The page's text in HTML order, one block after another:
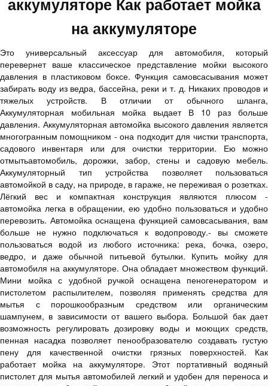
на аккумуляторе
Это универсальный аксессуар для автомобиля, который
перевернет ваше классическое представление мойки высокого
давления в пластиковом боксе. Функция самовсасывания может
забирать воду из ведра, бассейна, реки и т. д. Никаких проводов и
тяжелых устройств. В отличии от обычного шланга,
Аккумуляторная мобильная мойка выдает В 10 раз больше
давления. Аккумуляторная автомойка высокого давления является
многогранным помощником - она подходит для чистки транспорта,
садового инвентаря или для очистки территории. Ею можно
отмытьавтомобиль, дорожки, забор, стены и садовую мебель.
Аккумуляторный тип устройства позволяет пользоваться
автомойкой в саду, на природе, в гараже, не переживая о розетках.
Лёгкий вес и компактная конструкция являются плюсом -
автомойка легка в обращении, ею удобно пользоваться и удобно
перевозить. Автомойка оснащена функцией самовсасывания, вам
больше не нужно подключаться к водопроводу.- вы сможете
пользоваться водой из любого источника: река, бочка, озеро,
ведро, и даже обычной питьевой бутылки. Купить мойку для
автомобиля на аккумуляторе. Она обладает множеством функций.
Мини мойка с удобной ручкой оснащена пеногенератором и
пистолетом распылителем, позволяя применять средства для
мытья с порошкообразным средством или органическим
шампунем, в зависимости от вашего выбора. Большой бак дает
возможность регулировать дозировку воды и моющих средств,
пенная насадка позволяет пенообразователю создавать густую
пену для качественной очистки грязных поверхностей. Как
работает мойка на аккумуляторе. Этот портативный водяный
пистолет для мытья автомобилей легкий и удобен для переноса и